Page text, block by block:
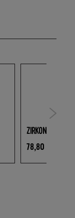
ZIRKONIA
78,80 €